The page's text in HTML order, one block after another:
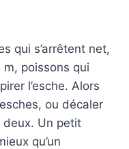
qui s’arrêtent net,
poissons qui
l’esche. Alors
ou décaler
deux. Un petit
qu’un